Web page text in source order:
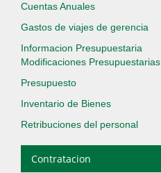
Cuentas Anuales
Gastos de viajes de gerencia
Informacion Presupuestaria
Modificaciones Presupuestarias
Presupuesto
Inventario de Bienes
Retribuciones del personal
Contratacion